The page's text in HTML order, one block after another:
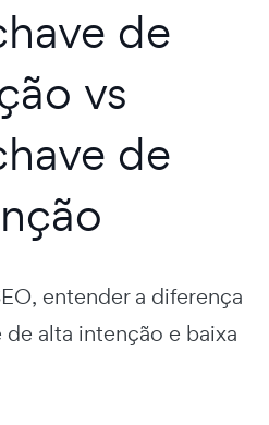
de
vs
de
entender a diferença
alta intenção e baixa